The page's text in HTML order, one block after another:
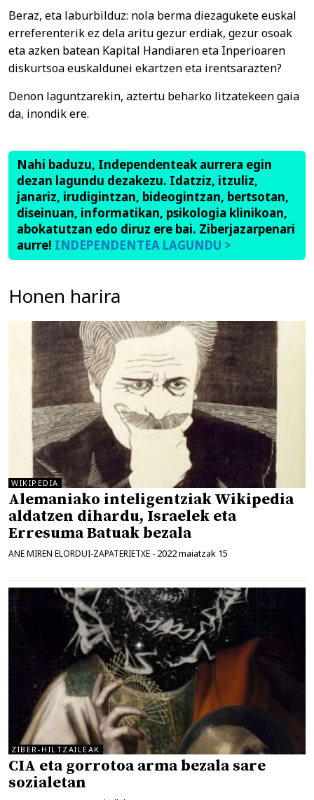
Beraz, eta laburbilduz: nola berma diezagukete euskal
erreferenterik ez dela aritu gezur erdiak, gezur osoak
eta azken batean Kapital Handiaren eta Inperioaren
diskurtsoa euskaldunei ekartzen eta irentsarazten?
Denon laguntzarekin, aztertu beharko litzatekeen gaia
da, inondik ere.
Nahi baduzu, Independenteak aurrera egin
dezan lagundu dezakezu. Idatziz, itzuliz,
janariz, irudigintzan, bideogintzan, bertsotan,
diseinuan, informatikan, psikologia klinikoan,
abokatutzan edo diruz ere bai. Ziberjazarpenari
aurre! INDEPENDENTEA LAGUNDU >
Honen harira
WIKIPEDIA
Alemaniako inteligentziak Wikipedia
aldatzen dihardu, Israelek eta
Erresuma Batuak bezala
ANE MIREN ELORDUI-ZAPATERIETXE - 2022 maiatzak 15
ZIBER-HILTZAILEAK
CIA eta gorrotoa arma bezala sare
sozialetan